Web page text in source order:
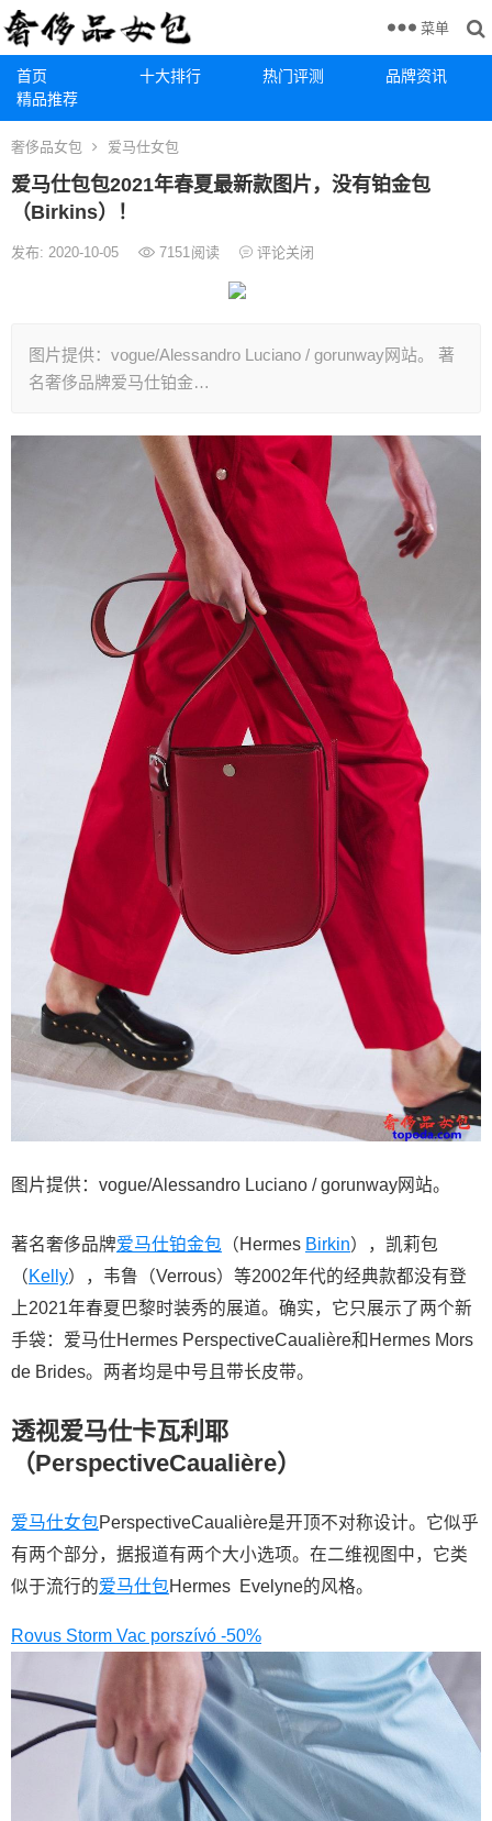
首页 十大排行 热门评测
品牌资讯
精品推荐
菜单
奢侈品女包 爱马仕女包
爱马仕包包2021年春夏最新款图片，没有铂金包
（Birkins）！
发布: 2020-10-05 7151阅读 评论关闭
图片提供：vogue/Alessandro Luciano / gorunway网站。 著
名奢侈品牌爱马仕铂金…
图片提供：vogue/Alessandro Luciano / gorunway网站。
著名奢侈品牌爱马仕铂金包 （Hermes Birkin），凯莉包
（Kelly），韦鲁（Verrous）等2002年代的经典款都没有登
上2021年春夏巴黎时装秀的展道。确实，它只展示了两个新
手袋：爱马仕Hermes PerspectiveCaualière和Hermes Mors
de Brides。两者均是中号且带长皮带。
透视爱马仕卡瓦利耶
（PerspectiveCaualière）
爱马仕女包PerspectiveCaualière是开顶不对称设计。它似乎
有两个部分，据报道有两个大小选项。在二维视图中，它类
似于流行的爱马仕包Hermes Evelyne的风格。
Rovus Storm Vac porszívó -50%